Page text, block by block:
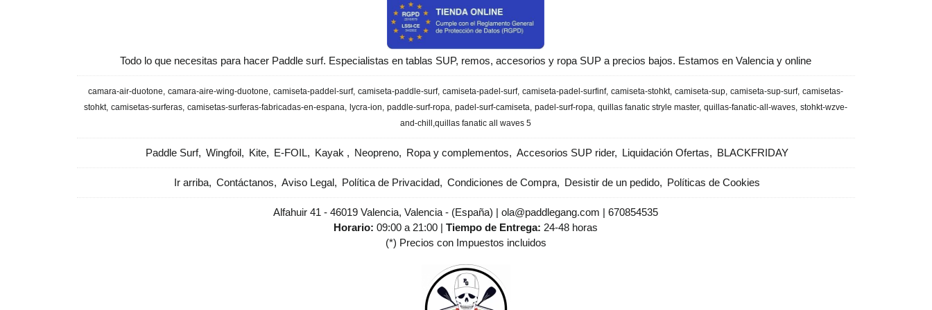
Todo lo que necesitas para hacer Paddle surf. Especialistas en tablas SUP, remos, accesorios y ropa SUP a precios bajos. Estamos en Valencia y online
camara-air-duotone camara-aire-wing-duotone camiseta-paddel-surf camiseta-paddle-surf camiseta-padel-surf camiseta-padel-surfinf camiseta-stohkt camiseta-sup camiseta-sup-surf camisetas-
stohkt camisetas-surferas camisetas-surferas-fabricadas-en-espana lycra-ion paddle-surf-ropa padel-surf-camiseta padel-surf-ropa quillas fanatic stryle master quillas-fanatic-all-waves stohkt-wzve-
and-chill
​quillas fanatic all waves 5
Paddle Surf Wingfoil Kite E-FOIL Kayak Neopreno Ropa y complementos Accesorios SUP rider Liquidación Ofertas BLACKFRIDAY
Ir arriba Contáctanos Aviso Legal Política de Privacidad Condiciones de Compra Desistir de un pedido Políticas de Cookies
Alfahuir 41 - 46019 Valencia, Valencia - (España) | ola@paddlegang.com |670854535
Horario:09:00 a 21:00 |Tiempo de Entrega: 24-48 horas
(*) Precios con Impuestos incluidos